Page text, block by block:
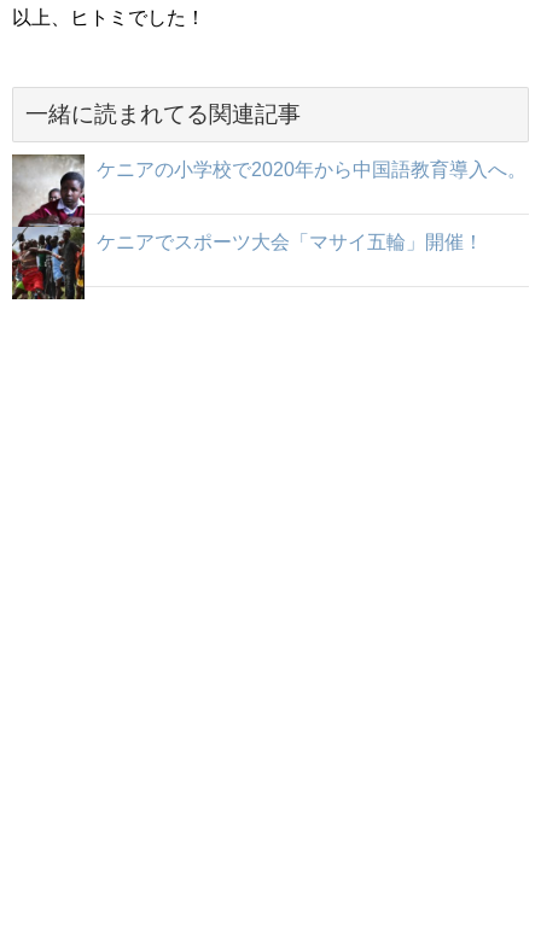
以上、ヒトミでした！
一緒に読まれてる関連記事
ケニアの小学校で2020年から中国語教育導入へ。
ケニアでスポーツ大会「マサイ五輪」開催！